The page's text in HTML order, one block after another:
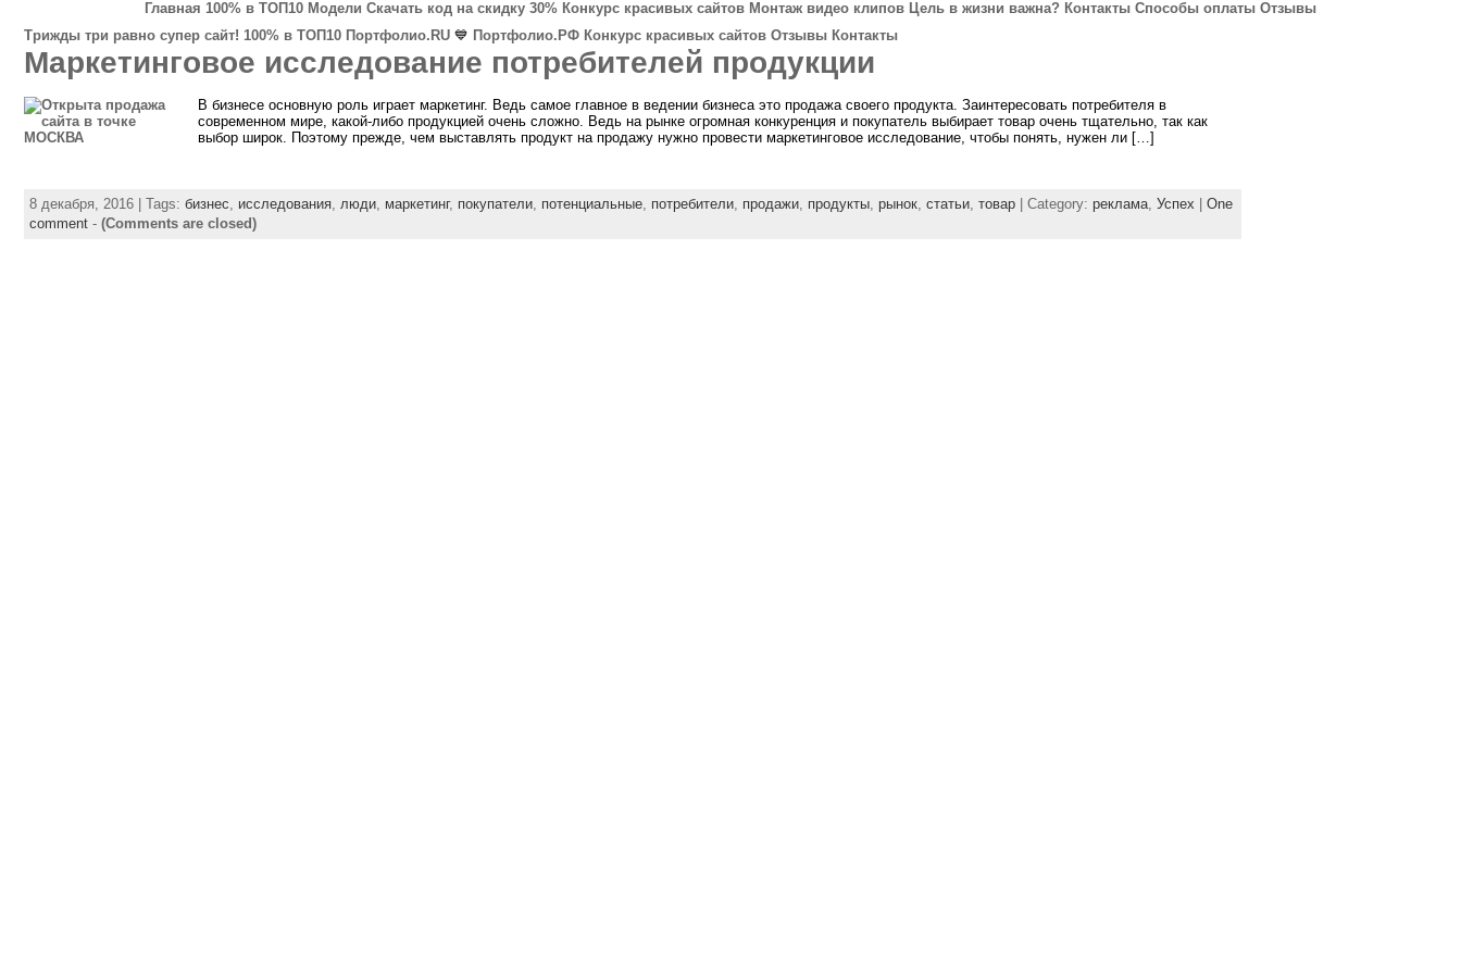
Главная 100% в ТОП10 Модели Скачать код на скидку 30% Конкурс красивых сайтов Монтаж видео клипов Цель в жизни важна? Контакты Способы оплаты Отзывы
Трижды три равно супер сайт! 100% в ТОП10 Портфолио.RU💙 Портфолио.РФ Конкурс красивых сайтов Отзывы Контакты
Маркетинговое исследование потребителей продукции
В бизнесе основную роль играет маркетинг. Ведь самое главное в ведении бизнеса это продажа своего продукта. Заинтересовать потребителя в
современном мире, какой-либо продукцией очень сложно. Ведь на рынке огромная конкуренция и покупатель выбирает товар очень тщательно, так как
выбор широк. Поэтому прежде, чем выставлять продукт на продажу нужно провести маркетинговое исследование, чтобы понять, нужен ли […]
8 декабря, 2016 | Tags: бизнес исследования, люди, маркетинг, покупатели, потенциальные, потребители, продажи, продукты, рынок, статьи, товар| Category: реклама, Успех
One
comment- (Comments are closed)